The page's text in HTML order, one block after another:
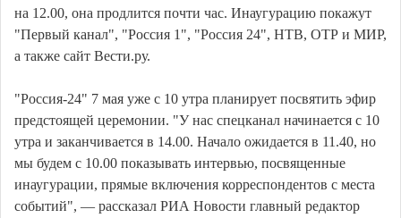
на 12.00, она продлится почти час. Инаугурацию покажут
"Первый канал", "Россия 1", "Россия 24", НТВ, ОТР и МИР,
а также сайт Вести.ру.
"Россия-24" 7 мая уже с 10 утра планирует посвятить эфир
предстоящей церемонии. "У нас спецканал начинается с 10
утра и заканчивается в 14.00. Начало ожидается в 11.40, но
мы будем с 10.00 показывать интервью, посвященные
инаугурации, прямые включения корреспондентов с места
событий", — рассказал РИА Новости главный редактор